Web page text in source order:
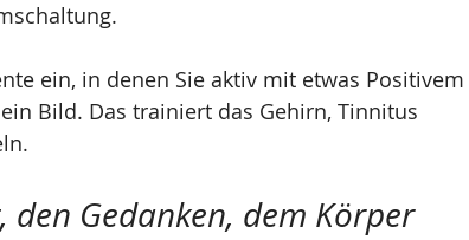
ein, in denen Sie aktiv mit etwas Positivem
Bild. Das trainiert das Gehirn, Tinnitus
den Gedanken, dem Körper